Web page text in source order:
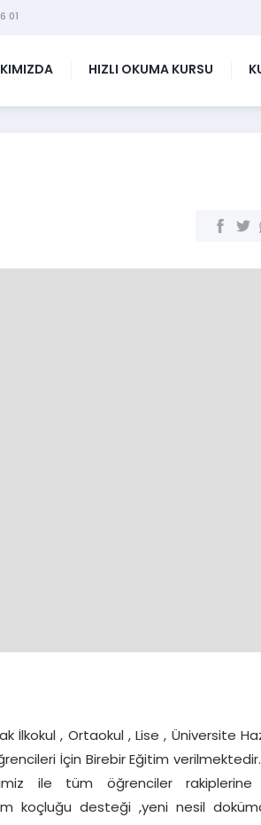
01
HIZLI OKUMA KURSU
İlkokul , Ortaokul , Lise , Üniversite
İçin Birebir Eğitim
ile tüm öğrenciler rakiplerine
koçluğu desteği ,yeni nesil